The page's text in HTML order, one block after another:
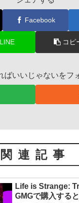
Facebook
LINE コピ
ばいいじゃないをフ
関連記事
Life is Strange:
GMGで購入する